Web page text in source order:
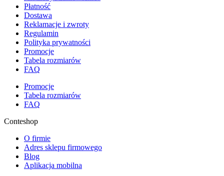
Płatność
Dostawa
Reklamacje i zwroty
Regulamin
Polityka prywatności
Promocje
Tabela rozmiarów
FAQ
Promocje
Tabela rozmiarów
FAQ
Conteshop
O firmie
Adres sklepu firmowego
Blog
Aplikacja mobilna